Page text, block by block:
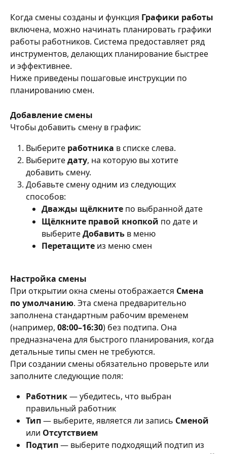
Когда смены созданы и функция Графики работы
включена, можно начинать планировать графики
работы работников. Система предоставляет ряд
инструментов, делающих планирование быстрее
и эффективнее.
Ниже приведены пошаговые инструкции по
планированию смен.
Добавление смены
Чтобы добавить смену в график:
Выберите работника в списке слева.
Выберите дату, на которую вы хотите
добавить смену.
Добавьте смену одним из следующих
способов:
Дважды щёлкните по выбранной дате
Щёлкните правой кнопкой по дате и
выберите Добавить в меню
Перетащите из меню смен
Настройка смены
При открытии окна смены отображается Смена
по умолчанию. Эта смена предварительно
заполнена стандартным рабочим временем
(например, 08:00–16:30) без подтипа. Она
предназначена для быстрого планирования, когда
детальные типы смен не требуются.
При создании смены обязательно проверьте или
заполните следующие поля:
Работник — убедитесь, что выбран
правильный работник
Тип — выберите, является ли запись Сменой
или Отсутствием
Подтип — выберите подходящий подтип из